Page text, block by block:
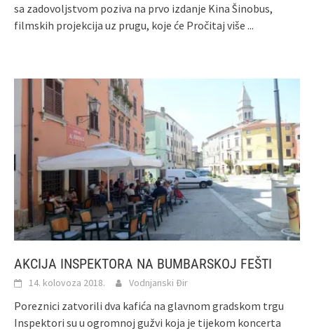
sa zadovoljstvom poziva na prvo izdanje Kina Šinobus,
filmskih projekcija uz prugu, koje će Pročitaj više ...
AKCIJA INSPEKTORA NA BUMBARSKOJ FEŠTI
14. kolovoza 2018. Vodnjanski Đir
Poreznici zatvorili dva kafića na glavnom gradskom trgu
Inspektori su u ogromnoj gužvi koja je tijekom koncerta